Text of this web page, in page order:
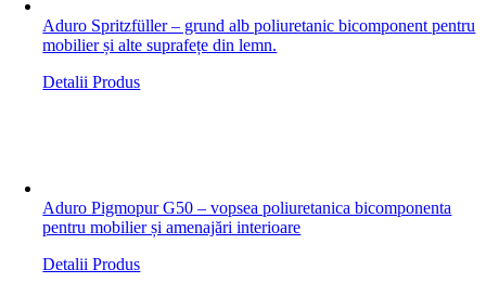
Aduro Spritzfüller – grund alb poliuretanic bicomponent pentru
mobilier și alte suprafețe din lemn.
Detalii Produs
Aduro Pigmopur G50 – vopsea poliuretanica bicomponenta
pentru mobilier și amenajări interioare
Detalii Produs